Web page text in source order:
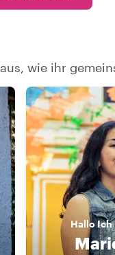
wie ihr
HalloIch